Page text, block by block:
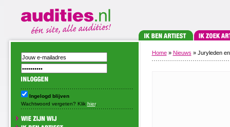
Ingelogd blijven
Wachtwoord vergeten? Klik hier.
Home » Nieuws » Juryleden